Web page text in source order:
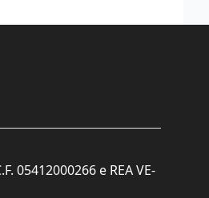
05412000266 e REA VE-